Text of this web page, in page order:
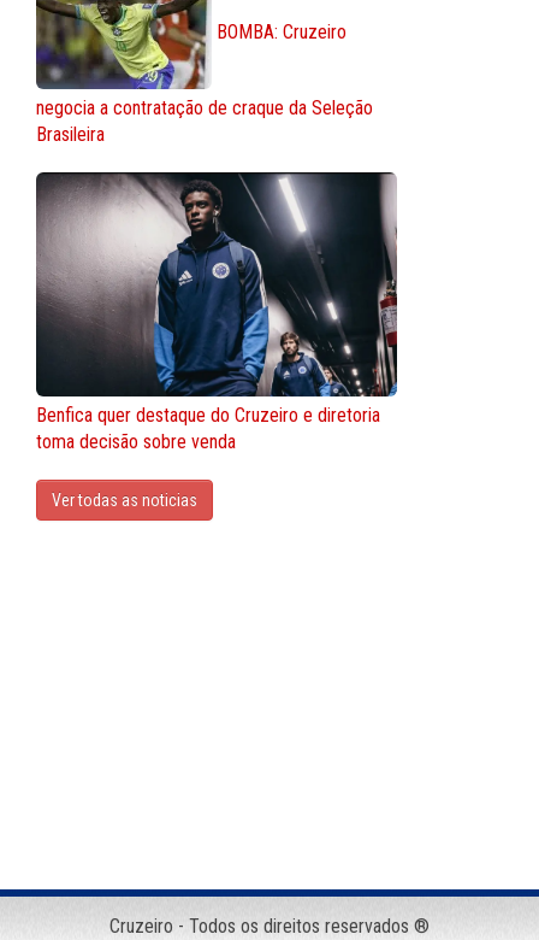
BOMBA: Cruzeiro
negocia a contratação de craque da Seleção
Brasileira
Benfica quer destaque do Cruzeiro e diretoria
toma decisão sobre venda
Ver todas as noticias
Cruzeiro - Todos os direitos reservados ®